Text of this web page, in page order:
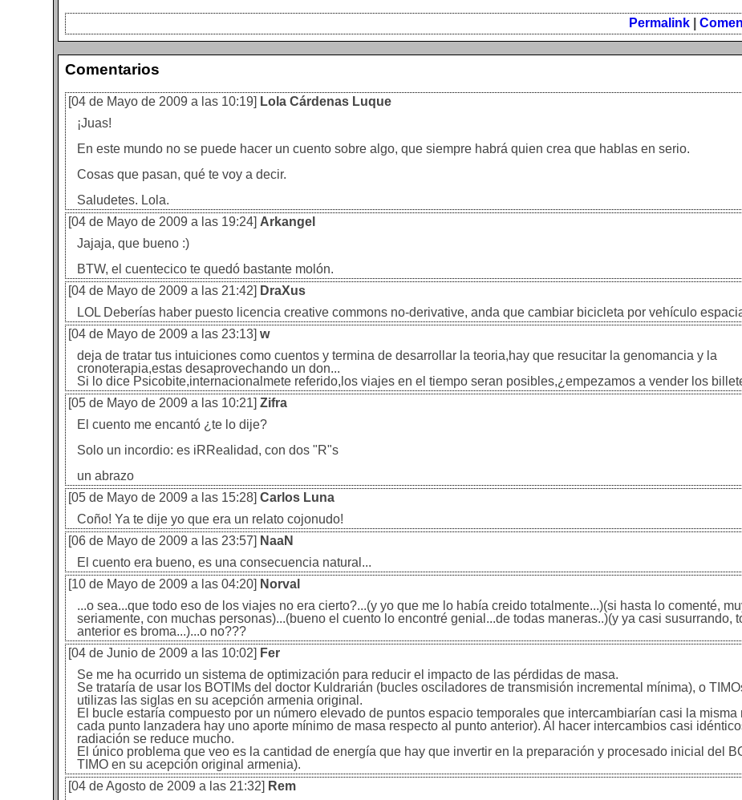
Permalink
Comentarios
[04 de Mayo de 2009 a las 10:19] Lola Cárdenas Luque
¡Juas!
En este mundo no se puede hacer un cuento sobre algo, que siempre habrá quien crea que hablas en serio.
Cosas que pasan, qué te voy a decir.
Saludetes. Lola.
[04 de Mayo de 2009 a las 19:24] Arkangel
Jajaja, que bueno :)
BTW, el cuentecico te quedó bastante molón.
[04 de Mayo de 2009 a las 21:42] DraXus
LOL Deberías haber puesto licencia creative commons no-derivative, anda que cambiar bicicleta por vehículo
[04 de Mayo de 2009 a las 23:13] w
deja de tratar tus intuiciones como cuentos y termina de desarrollar la teoria,hay que resucitar la genomancia y la
cronoterapia,estas desaprovechando un don...
Si lo dice Psicobite,internacionalmete referido,los viajes en el tiempo seran posibles,¿empezamos a vender los
[05 de Mayo de 2009 a las 10:21] Zifra
El cuento me encantó ¿te lo dije?
Solo un incordio: es iRRealidad, con dos "R"s
un abrazo
[05 de Mayo de 2009 a las 15:28] Carlos Luna
Coño! Ya te dije yo que era un relato cojonudo!
[06 de Mayo de 2009 a las 23:57] NaaN
El cuento era bueno, es una consecuencia natural...
[10 de Mayo de 2009 a las 04:20] Norval
...o sea...que todo eso de los viajes no era cierto?...(y yo que me lo había creido totalmente...)(si hasta lo comenté,
seriamente, con muchas personas)...(bueno el cuento lo encontré genial...de todas maneras..)(y ya casi susurrando,
anterior es broma...)...o no???
[04 de Junio de 2009 a las 10:02] Fer
Se me ha ocurrido un sistema de optimización para reducir el impacto de las pérdidas de masa.
Se trataría de usar los BOTIMs del doctor Kuldrarián (bucles osciladores de transmisión incremental mínima), o
utilizas las siglas en su acepción armenia original.
El bucle estaría compuesto por un número elevado de puntos espacio temporales que intercambiarían casi la misma
cada punto lanzadera hay uno aporte mínimo de masa respecto al punto anterior). Al hacer intercambios casi
radiación se reduce mucho.
El único problema que veo es la cantidad de energía que hay que invertir en la preparación y procesado inicial del
TIMO en su acepción original armenia).
[04 de Agosto de 2009 a las 21:32] Rem